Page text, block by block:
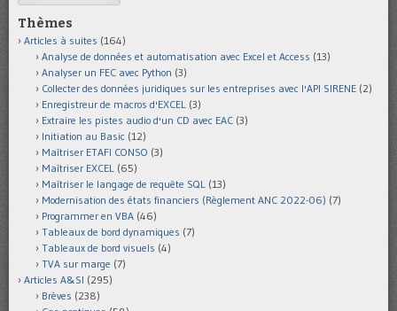
Thèmes
Articles à suites (164)
Analyse de données et automatisation avec Excel et Access (13)
Analyser un FEC avec Python (3)
Collecter des données juridiques sur les entreprises avec l'API SIRENE (2)
Enregistreur de macros d'EXCEL (3)
Extraire les pistes audio d'un CD avec EAC (3)
Initiation au Basic (12)
Maîtriser ETAFI CONSO (3)
Maîtriser EXCEL (65)
Maîtriser le langage de requête SQL (13)
Modernisation des états financiers (Règlement ANC 2022-06) (7)
Programmer en VBA (46)
Tableaux de bord dynamiques (7)
Tableaux de bord visuels (4)
TVA sur marge (7)
Articles A&SI (295)
Brèves (238)